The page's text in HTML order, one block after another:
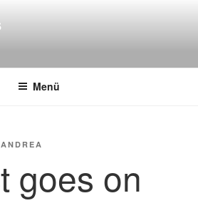
Menü
ANDREA
goes on